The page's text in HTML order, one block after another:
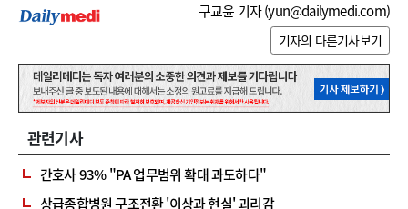
구교윤 기자 (yun@dailymedi.com)
기자의 다른기사보기
관련기사
간호사 93% "PA 업무범위 확대 과도하다"
상급종합병원 구조전환 '이상과 현실' 괴리감